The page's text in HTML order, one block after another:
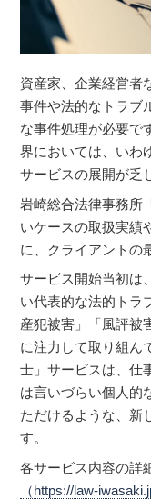
資産家、企業経営者
事件や法的なトラブ
な事件処理が必要で
界においては、いわ
サービスの展開が乏
岩崎総合法律事務所
いケースの取扱実績
に、クライアントの
サービス開始当初は
い代表的な法的トラ
産犯被害」「風評被
に注力して取り組ん
士」サービスは、仕
は言いづらい個人的
ただけるような、新
す。
各サービス内容の詳
（https://law-